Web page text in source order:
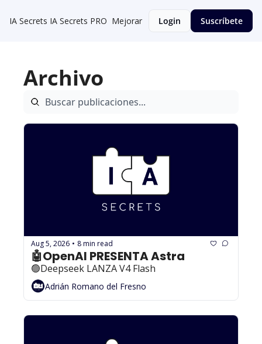
IA Secrets IA Secrets PRO Mejorar Login Suscríbete
Archivo
Aug 5, 2026 • 8 min read
🤖OpenAI PRESENTA Astra
🟢Deepseek LANZA V4 Flash
Adrián Romano del Fresno